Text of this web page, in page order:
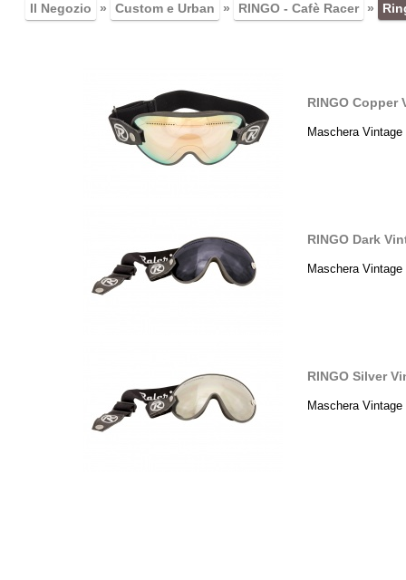
Il Negozio » Custom e Urban » RINGO - Cafè Racer »
RINGO Copper
Maschera
RINGO Dark
Maschera
RINGO Silver
Maschera